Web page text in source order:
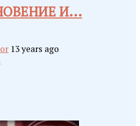
И...
13 years ago